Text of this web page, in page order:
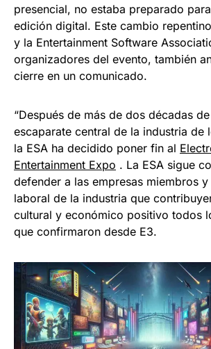
presencial, no estaba preparado
edición digital. Este cambio
y la Entertainment Software
organizadores del evento, también
cierre en un comunicado.
“Después de más de dos décadas
escaparate central de la industria de
la ESA ha decidido poner fin al
Entertainment Expo . La ESA sigue
defender a las empresas miembros
laboral de la industria que
cultural y económico positivo todos
que confirmaron desde E3.